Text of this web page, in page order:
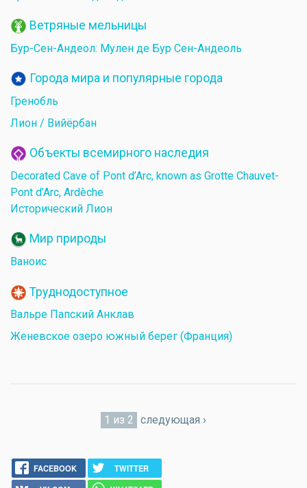
Ветряные мельницы
Бур-Сен-Андеол: Мулен де Бур Сен-Андеоль
Города мира и популярные города
Гренобль
Лион / Вийёрбан
Объекты всемирного наследия
Decorated Cave of Pont d’Arc, known as Grotte Chauvet-
Pont d’Arc, Ardèche
Исторический Лион
Мир природы
Ваноис
Труднодоступное
Вальре Папский Анклав
Женевское озеро южный берег (Франция)
1 из 2 следующая ›
FACEBOOK
TWITTER